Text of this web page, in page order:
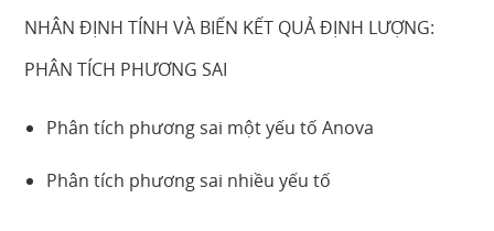
NHÂN ĐỊNH TÍNH VÀ BIẾN KẾT QUẢ ĐỊNH LƯỢNG:
PHÂN TÍCH PHƯƠNG SAI
Phân tích phương sai một yếu tố Anova
Phân tích phương sai nhiều yếu tố